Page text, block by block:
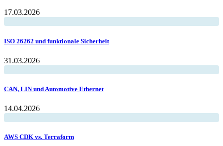
17.03.2026
ISO 26262 und funktionale Sicherheit
31.03.2026
CAN, LIN und Automotive Ethernet
14.04.2026
AWS CDK vs. Terraform